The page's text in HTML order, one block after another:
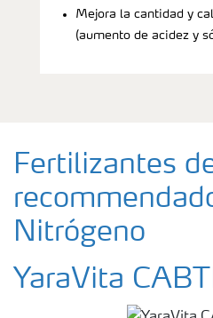
Mejora la cantidad y
(aumento de acidez y
Fertilizantes
Nitrógeno
YaraVita